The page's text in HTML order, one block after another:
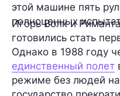
этой машине пять
полноценных
Игорь Волк и
готовились стать
Однако в 1988 году
единственный полет
режиме без людей на